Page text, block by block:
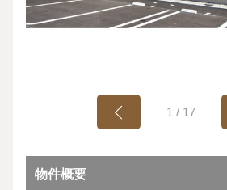
1 / 17
物件概要